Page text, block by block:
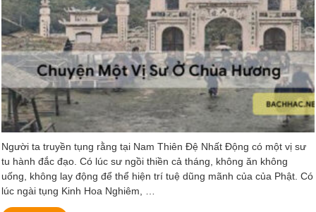
Người ta truyền tụng rằng tại Nam Thiên Đệ Nhất Động có một vị sư
tu hành đắc đạo. Có lúc sư ngồi thiền cả tháng, không ăn không
uống, không lay động để thể hiện trí tuệ dũng mãnh của của Phật. Có
lúc ngài tụng Kinh Hoa Nghiêm, …